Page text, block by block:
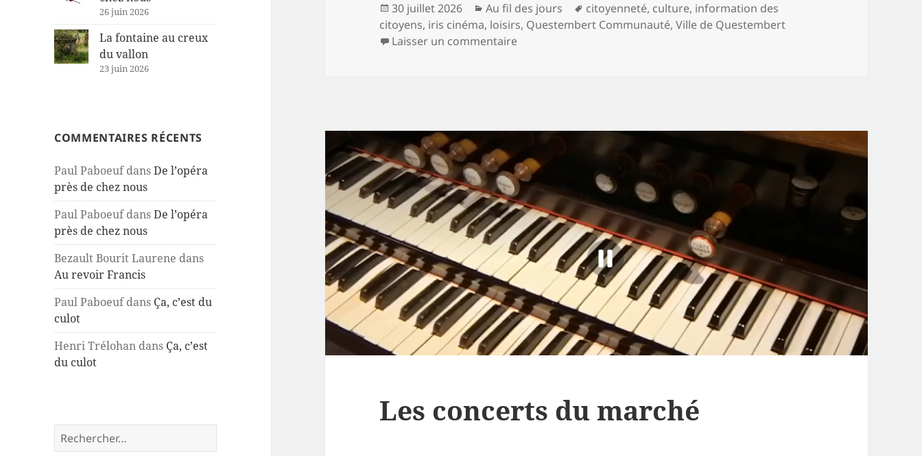
26 juin 2026
La fontaine au creux
du vallon
23 juin 2026
COMMENTAIRES RÉCENTS
Paul PaboeufdansDe l’opéra
près de chez nous
Paul PaboeufdansDe l’opéra
près de chez nous
Bezault Bourit Laurene dans
Au revoir Francis
Paul Paboeufdans Ça, c’est du
culot
Henri Trélohan dans Ça, c’est
du culot
Rechercher :
Publié
le
30 juillet 2026 Catégories
Au fil des jours
Mots-
clés
citoyenneté, culture, information des
citoyens, iris cinéma, loisirs, Questembert Communauté,Ville de Questembert
Laisser un commentairesur L’agenda subjectif de la semaine
Les concerts du marché